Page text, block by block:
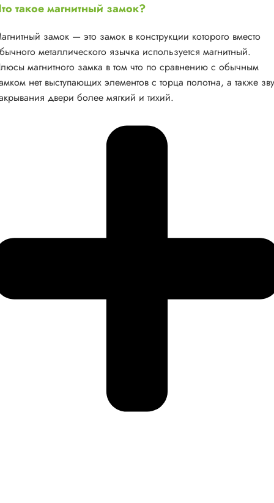
такое магнитный замок?
замок — это замок в конструкции которого вместо
металлического язычка используется магнитный.
магнитного замка в том что по сравнению с обычным
нет выступающих элементов с торца полотна, а также
двери более мягкий и тихий.